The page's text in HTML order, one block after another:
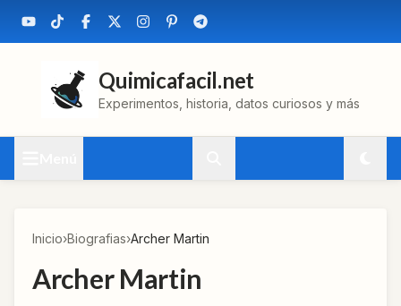
Quimicafacil.net
Experimentos, historia, datos curiosos y más
Inicio›Biografias›Archer Martin
Archer Martin